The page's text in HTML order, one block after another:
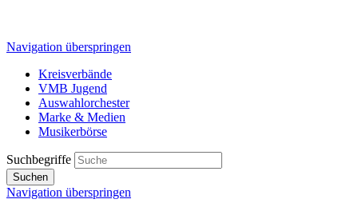
Navigation überspringen
Kreisverbände
VMB Jugend
Auswahlorchester
Marke & Medien
Musikerbörse
Suchbegriffe
Suchen
Navigation überspringen